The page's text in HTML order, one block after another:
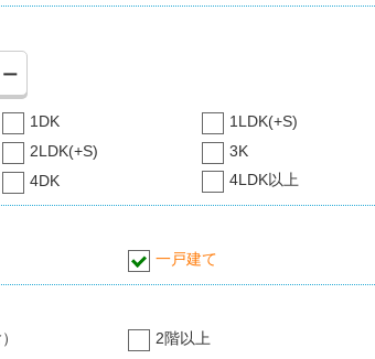
1DK 1LDK(+S)
2LDK(+S) 3K
4DK 4LDK以上
一戸建て
2階以上